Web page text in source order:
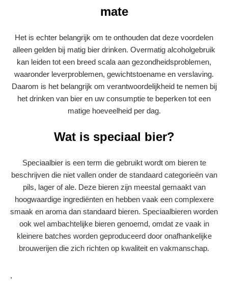
mate
Het is echter belangrijk om te onthouden dat deze voordelen
alleen gelden bij matig bier drinken. Overmatig alcoholgebruik
kan leiden tot een breed scala aan gezondheidsproblemen,
waaronder leverproblemen, gewichtstoename en verslaving.
Daarom is het belangrijk om verantwoordelijkheid te nemen bij
het drinken van bier en uw consumptie te beperken tot een
matige hoeveelheid per dag.
Wat is speciaal bier?
Speciaalbier is een term die gebruikt wordt om bieren te
beschrijven die niet vallen onder de standaard categorieën van
pils, lager of ale. Deze bieren zijn meestal gemaakt van
hoogwaardige ingrediënten en hebben vaak een complexere
smaak en aroma dan standaard bieren. Speciaalbieren worden
ook wel ambachtelijke bieren genoemd, omdat ze vaak in
kleinere batches worden geproduceerd door onafhankelijke
brouwerijen die zich richten op kwaliteit en vakmanschap.
.